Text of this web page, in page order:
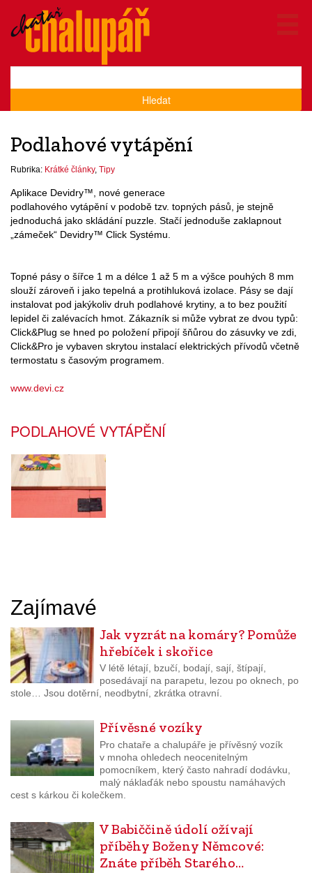
Hledat
Podlahové vytápění
Rubrika: Krátké články, Tipy
Aplikace Devidry™, nové generace
podlahového vytápění v podobě tzv. topných pásů, je stejně
jednoduchá jako skládání puzzle. Stačí jednoduše zaklapnout
„zámeček“ Devidry™ Click Systému.
Topné pásy o šířce 1 m a délce 1 až 5 m a výšce pouhých 8 mm
slouží zároveň i jako tepelná a protihluková izolace. Pásy se dají
instalovat pod jakýkoliv druh podlahové krytiny, a to bez použití
lepidel či zalévacích hmot. Zákazník si může vybrat ze dvou typů:
Click&Plug se hned po položení připojí šňůrou do zásuvky ve zdi,
Click&Pro je vybaven skrytou instalací elektrických přívodů včetně
termostatu s časovým programem.
www.devi.cz
PODLAHOVÉ VYTÁPĚNÍ
Zajímavé
Jak vyzrát na komáry? Pomůže
hřebíček i skořice
V létě létají, bzučí, bodají, sají, štípají,
posedávají na parapetu, lezou po oknech, po
stole… Jsou dotěrní, neodbytní, zkrátka otravní.
Přívěsné vozíky
Pro chataře a chalupáře je přívěsný vozík
v mnoha ohledech neocenitelným
pomocníkem, který často nahradí dodávku,
malý náklaďák nebo spoustu namáhavých
cest s kárkou či kolečkem.
V Babiččině údolí ožívají
příběhy Boženy Němcové:
Znáte příběh Starého…